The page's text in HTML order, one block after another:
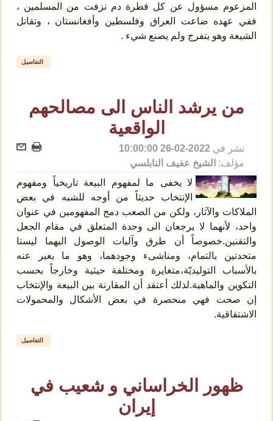
المزعوم مسؤول عن كل قطرة دم نزفت من المسلمين ،
ففي عهده ضاعت العراق وفلسطين وأفغانستان ، وتقاتل
الشيعة وهو يتفرج ولم يصنع شيء .
التفاصيل
من يرشد الناس الى مصالحهم
الواقعية
نشر في 2022-02-26 10:00:00
مؤلف: الشيخ عفيف النابلسي
لا يخفى ما لمفهوم البيعة تاريخياً ومفهوم
الإنتخاب حديثاً من أوجه للشبه في بعض
الملاكات والآثار، ولكن من الصعب دمج المفهومين في عنوان
واحد، لأنهما لا يرجعان الى وحدة المتعلق في مقام الجعل
والتقنين.خصوصاً أن طرق وآليات الوصول اليهما ليستا
متحدتين بالتمام، ومناشىء وجودهما، وهو ما يعبر عنه
بالأسباب التوليديّة،متغايرة ومختلفة حيثية وخارجاً بحسب
التكوين والماهية.لذلك أعتقد أن المقارنة بين البيعة والإنتخاب
إن صحت فهي منحصرة في بعض الأشكال والمحمولات
الاشتقاقية.
التفاصيل
ظهور الخراساني و شعيب في
إيران